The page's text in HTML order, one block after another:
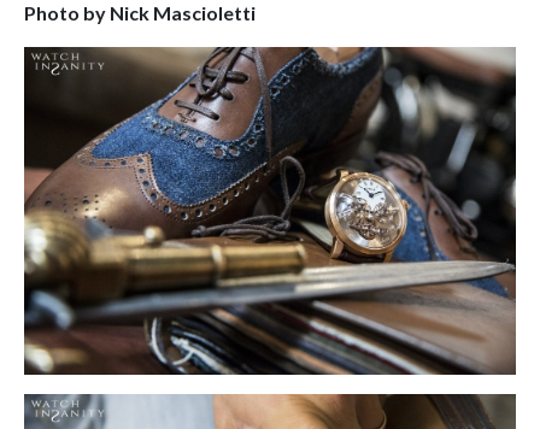
Photo by Nick Mascioletti